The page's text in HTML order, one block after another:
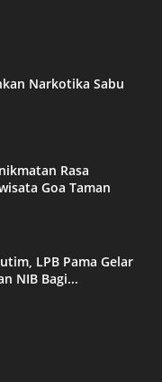
Narkotika Sabu
Rasa
Goa Taman
LPB Pama Gelar
NIB Bagi...